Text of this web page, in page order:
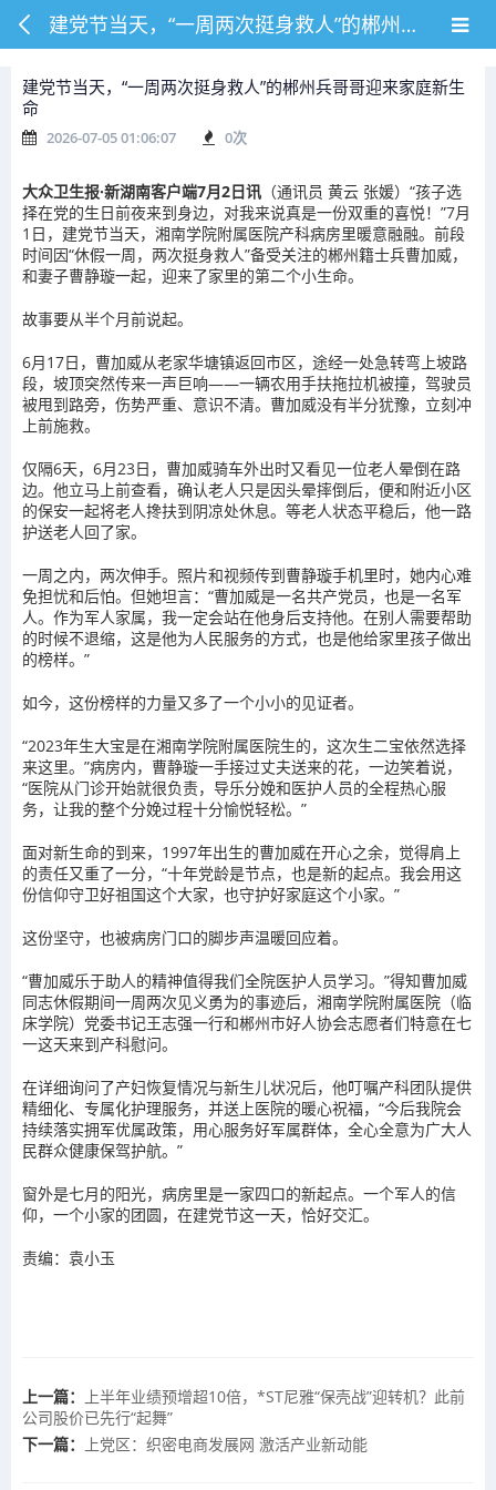
建党节当天，“一周两次挺身救人”的郴州兵哥哥迎来家庭新生命
建党节当天，“一周两次挺身救人”的郴州兵哥哥迎来家庭新生
命
2026-07-05 01:06:07 0次
大众卫生报·新湖南客户端7月2日讯 （通讯员 黄云 张媛）“孩子选
择在党的生日前夜来到身边，对我来说真是一份双重的喜悦！”7月
1日，建党节当天，湘南学院附属医院产科病房里暖意融融。前段
时间因“休假一周，两次挺身救人”备受关注的郴州籍士兵曹加威，
和妻子曹静璇一起，迎来了家里的第二个小生命。
故事要从半个月前说起。
6月17日，曹加威从老家华塘镇返回市区，途经一处急转弯上坡路
段，坡顶突然传来一声巨响——一辆农用手扶拖拉机被撞，驾驶员
被甩到路旁，伤势严重、意识不清。曹加威没有半分犹豫，立刻冲
上前施救。
仅隔6天，6月23日，曹加威骑车外出时又看见一位老人晕倒在路
边。他立马上前查看，确认老人只是因头晕摔倒后，便和附近小区
的保安一起将老人搀扶到阴凉处休息。等老人状态平稳后，他一路
护送老人回了家。
一周之内，两次伸手。照片和视频传到曹静璇手机里时，她内心难
免担忧和后怕。但她坦言：“曹加威是一名共产党员，也是一名军
人。作为军人家属，我一定会站在他身后支持他。在别人需要帮助
的时候不退缩，这是他为人民服务的方式，也是他给家里孩子做出
的榜样。”
如今，这份榜样的力量又多了一个小小的见证者。
“2023年生大宝是在湘南学院附属医院生的，这次生二宝依然选择
来这里。”病房内，曹静璇一手接过丈夫送来的花，一边笑着说，
“医院从门诊开始就很负责，导乐分娩和医护人员的全程热心服
务，让我的整个分娩过程十分愉悦轻松。”
面对新生命的到来，1997年出生的曹加威在开心之余，觉得肩上
的责任又重了一分，“十年党龄是节点，也是新的起点。我会用这
份信仰守卫好祖国这个大家，也守护好家庭这个小家。”
这份坚守，也被病房门口的脚步声温暖回应着。
“曹加威乐于助人的精神值得我们全院医护人员学习。”得知曹加威
同志休假期间一周两次见义勇为的事迹后，湘南学院附属医院（临
床学院）党委书记王志强一行和郴州市好人协会志愿者们特意在七
一这天来到产科慰问。
在详细询问了产妇恢复情况与新生儿状况后，他叮嘱产科团队提供
精细化、专属化护理服务，并送上医院的暖心祝福，“今后我院会
持续落实拥军优属政策，用心服务好军属群体，全心全意为广大人
民群众健康保驾护航。”
窗外是七月的阳光，病房里是一家四口的新起点。一个军人的信
仰，一个小家的团圆，在建党节这一天，恰好交汇。
责编：袁小玉
上一篇：
上半年业绩预增超10倍，*ST尼雅“保壳战”迎转机？此前
公司股价已先行“起舞”
下一篇：
上党区：织密电商发展网 激活产业新动能